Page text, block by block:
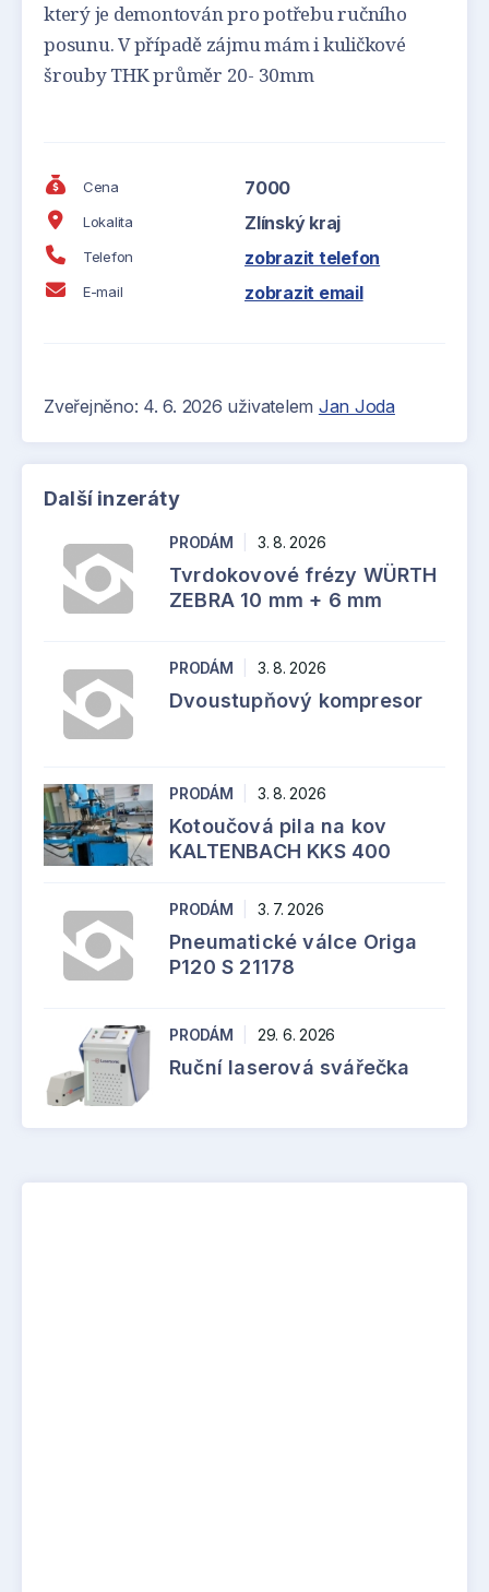
který je demontován pro potřebu ručního
posunu. V případě zájmu mám i kuličkové
šrouby THK průměr 20- 30mm
Cena 7000
Lokalita Zlínský kraj
Telefon zobrazit telefon
E-mail zobrazit email
Zveřejněno: 4. 6. 2026 uživatelem Jan Joda
Další inzeráty
PRODÁM 3. 8. 2026
Tvrdokovové frézy WÜRTH
ZEBRA 10 mm + 6 mm
PRODÁM 3. 8. 2026
Dvoustupňový kompresor
PRODÁM 3. 8. 2026
Kotoučová pila na kov
KALTENBACH KKS 400
PRODÁM 3. 7. 2026
Pneumatické válce Origa
P120 S 21178
PRODÁM 29. 6. 2026
Ruční laserová svářečka